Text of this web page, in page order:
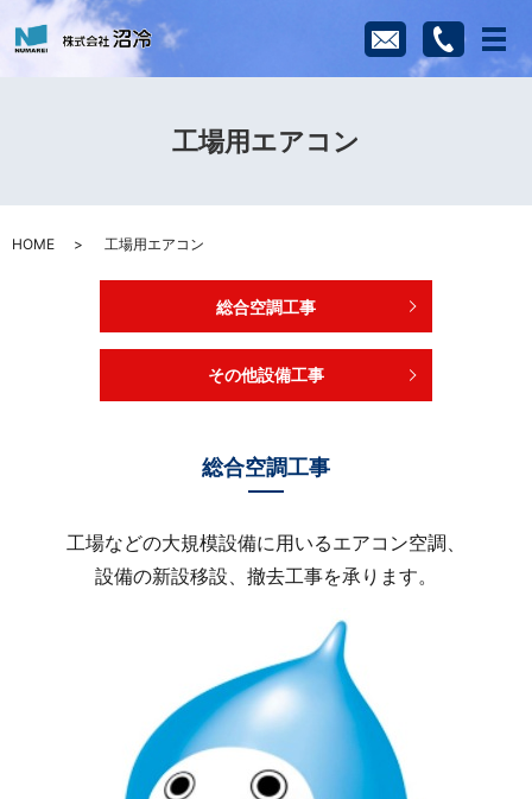
メ
工場用エアコン
HOME 工場用エアコン
総合空調工事
その他設備工事
総合空調工事
工場などの大規模設備に用いるエアコン空調、
設備の新設移設、撤去工事を承ります。